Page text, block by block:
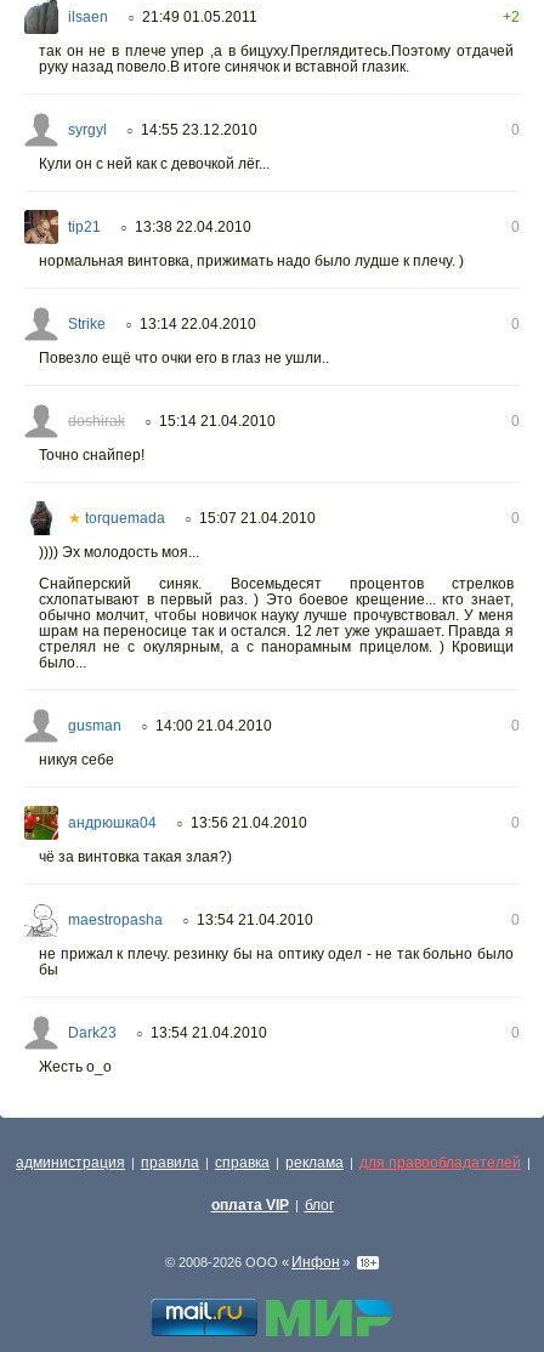
ilsaen ○ 21:49 01.05.2011
+2
так он не в плече упер ,а в бицуху.Преглядитесь.Поэтому отдачей
руку назад повело.В итоге синячок и вставной глазик.
syrgyl ○ 14:55 23.12.2010
0
Кули он с ней как с девочкой лёг...
tip21 ○ 13:38 22.04.2010
0
нормальная винтовка, прижимать надо было лудше к плечу. )
Strike ○ 13:14 22.04.2010
0
Повезло ещё что очки его в глаз не ушли..
doshirak ○ 15:14 21.04.2010
0
Точно снайпер!
★ torquemada ○ 15:07 21.04.2010
0
)))) Эх молодость моя...
Снайперский синяк. Восемьдесят процентов стрелков
схлопатывают в первый раз. ) Это боевое крещение... кто знает,
обычно молчит, чтобы новичок науку лучше прочувствовал. У меня
шрам на переносице так и остался. 12 лет уже украшает. Правда я
стрелял не с окулярным, а с панорамным прицелом. ) Кровищи
было...
gusman ○ 14:00 21.04.2010
0
никуя себе
андрюшка04 ○ 13:56 21.04.2010
0
чё за винтовка такая злая?)
maestropasha ○ 13:54 21.04.2010
0
не прижал к плечу. резинку бы на оптику одел - не так больно было
бы
Dark23 ○ 13:54 21.04.2010
0
Жесть о_о
администрация | правила | справка | реклама | для правообладателей |
оплата VIP | блог
© 2008-2026 ООО « Инфон »